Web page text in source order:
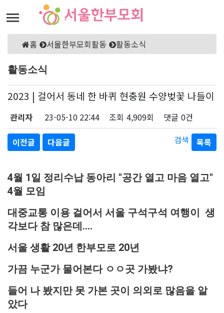
홈 서울한부모회활동 활동소식
활동소식
2023 | 걸어서 동네 한 바퀴 현충원 수양벚꽃 나들이
관리자 23-05-10 22:44 조회 4,909회 댓글 0건
이전글 다음글 검색 목록
4월 1일 정리수납 동아리 "공간 열고 마음 열고"
4월 모임
대중교통 이용 걸어서 서울 구석구석 여행이 생
각보다 참 많은데....
서울 생활 20년 한부모로 20년
가끔 누군가 물어본다 ㅇㅇ곳 가봤냐?
들어 나 봤지만 못 가본 곳이 의외로 많음을 알
았다